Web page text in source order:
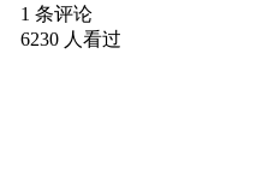
1 条评论
6230 人看过